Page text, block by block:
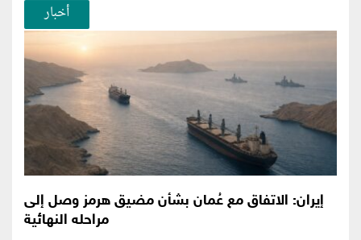
أخبار
إيران: الاتفاق مع عُمان بشأن مضيق هرمز وصل إلى
مراحله النهائية